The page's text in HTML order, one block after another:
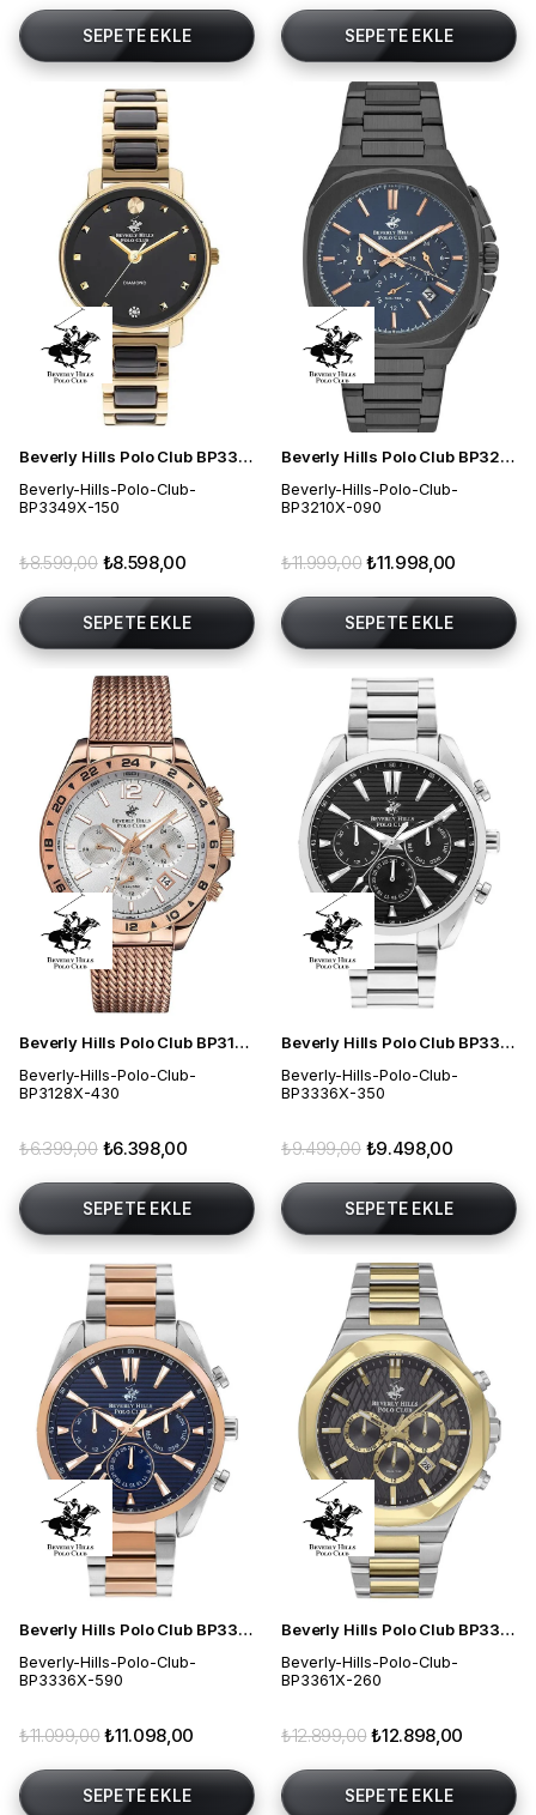
SEPETE EKLE SEPETE EKLE
Beverly Hills Polo Club BP3349X.150 Kadın Kol Saati
Beverly-Hills-Polo-Club-
BP3349X-150
₺8.598,00
₺8.599,00
SEPETE EKLE
Beverly Hills Polo Club BP3210X.090 Erkek Kol Saati
Beverly-Hills-Polo-Club-
BP3210X-090
₺11.998,00
₺11.999,00
SEPETE EKLE
Beverly Hills Polo Club BP3128X.430 Erkek Kol Saati
Beverly-Hills-Polo-Club-
BP3128X-430
₺6.398,00
₺6.399,00
SEPETE EKLE
Beverly Hills Polo Club BP3336X.350 Erkek Kol Saati
Beverly-Hills-Polo-Club-
BP3336X-350
₺9.498,00
₺9.499,00
SEPETE EKLE
Beverly Hills Polo Club BP3336X.590 Erkek Kol Saati
Beverly-Hills-Polo-Club-
BP3336X-590
₺11.098,00
₺11.099,00
SEPETE EKLE
Beverly Hills Polo Club BP3361X.260 Erkek Kol Saati
Beverly-Hills-Polo-Club-
BP3361X-260
₺12.898,00
₺12.899,00
SEPETE EKLE